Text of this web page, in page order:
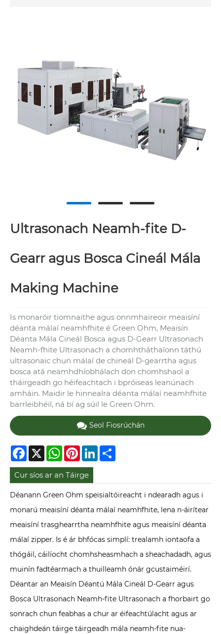
Ultrasonach Neamh-fite D-
Gearr agus Bosca Cineál Mála
Making Machine
Is monaróir tiomnaithe agus onnmhaireoir meaisíní
déanta málaí neamhfhite é Green Ohm, Meaisín
Déanta Mála Cineál Bosca agus D-Gearr Ultrasonach
Neamh-fhite Ultrasonach a chomhtháthaíonn táthú
ultrasonaic chun málaí de chineál D-gearrtha agus
bosca atá neamhdhíobhálach don chomhshaol a
tháirgeadh go héifeachtach i bpróiseas leanúnach
amháin. Maidir le hinnealra déanta málaí neamhfhite
barrleibhéil, ná bí ag súil le Green Ohm.
Seol Fiosrúchán
Facebook
X WhatsApp
PinterestLinkedIn
Cur síos ar an Táirge
Déanann Green Ohm speisialtóireacht i ndearadh agus i
monarú meaisíní déanta málaí neamhfhite, lena n-áirítear
meaisíní trasghearrtha neamhfhite agus meaisíní déanta
málaí zipper. Is é ár bhfócas simplí: trealamh iontaofa a
thógáil, cáilíocht chomhsheasmhach a sheachadadh, agus
muinín fadtéarmach a thuilleamh ónár gcustaiméirí.
Déantar an Meaisín Déantú Mála Cineál D-Gearr agus
Bosca Ultrasonach Neamh-fite Ultrasonach a fhorbairt go
sonrach chun feabhas a chur ar éifeachtúlacht agus ar
chaighdeán táirge táirgeadh mála neamh-fite nua-